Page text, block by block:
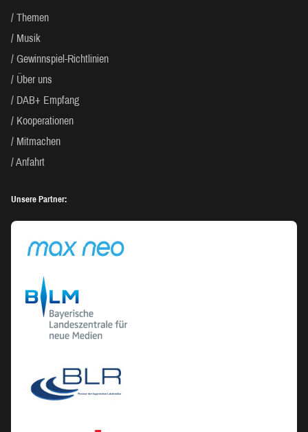
Themen
Musik
Gewinnspiel-Richtlinien
Über uns
DAB+ Empfang
Kooperationen
Mitmachen
Anfahrt
Unsere Partner: